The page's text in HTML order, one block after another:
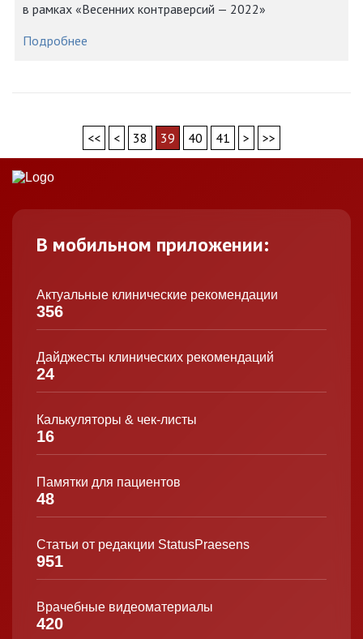
в рамках «Весенних контраверсий — 2022»
Подробнее
<< < 38 39 40 41 > >>
В мобильном приложении:
Актуальные клинические рекомендации
356
Дайджесты клинических рекомендаций
24
Калькуляторы & чек-листы
16
Памятки для пациентов
48
Статьи от редакции StatusPraesens
951
Врачебные видеоматериалы
420